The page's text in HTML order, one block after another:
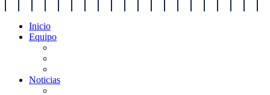
Inicio
Equipo
Noticias